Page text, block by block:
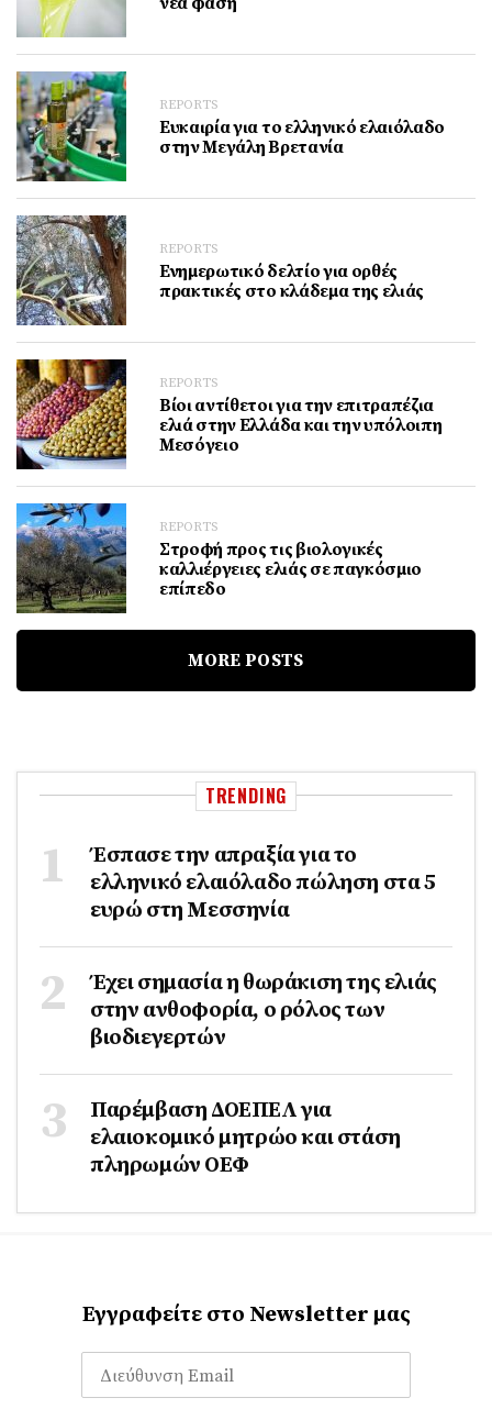
REPORTS
Ευκαιρία για το ελληνικό ελαιόλαδο
στην Μεγάλη Βρετανία
REPORTS
Ενημερωτικό δελτίο για ορθές
πρακτικές στο κλάδεμα της ελιάς
REPORTS
Βίοι αντίθετοι για την επιτραπέζια
ελιά στην Ελλάδα και την υπόλοιπη
Μεσόγειο
REPORTS
Στροφή προς τις βιολογικές
καλλιέργειες ελιάς σε παγκόσμιο
επίπεδο
MORE POSTS
TRENDING
Έσπασε την απραξία για το
ελληνικό ελαιόλαδο πώληση στα 5
ευρώ στη Μεσσηνία
Έχει σημασία η θωράκιση της ελιάς
στην ανθοφορία, ο ρόλος των
βιοδιεγερτών
Παρέμβαση ΔΟΕΠΕΛ για
ελαιοκομικό μητρώο και στάση
πληρωμών ΟΕΦ
Εγγραφείτε στο Newsletter μας